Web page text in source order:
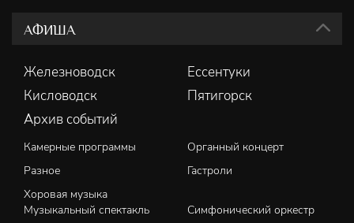
АФИША
Железноводск
Ессентуки
Кисловодск
Пятигорск
Архив событий
Камерные программы
Органный концерт
Разное
Гастроли
Хоровая музыка
Музыкальный спектакль
Симфонический оркестр